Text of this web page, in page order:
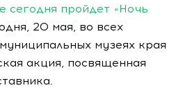
сегодня пройдет «Ночь
20 мая, во всех
музеях края
акция, посвященная